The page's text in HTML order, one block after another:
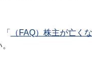
（FAQ）株主が亡く